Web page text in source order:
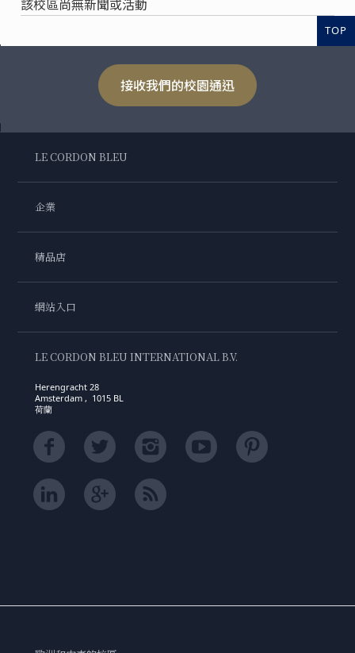
該校區尚無新聞或活動
TOP
接收我們的校園通迅
LE CORDON BLEU
企業
精品店
網站入口
LE CORDON BLEU INTERNATIONAL B.V.
Herengracht 28
Amsterdam , 1015 BL
荷蘭